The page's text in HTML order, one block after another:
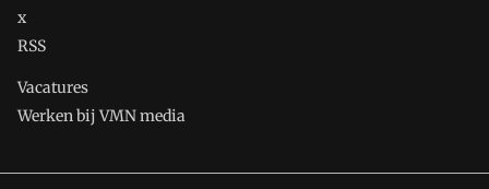
x
RSS
Vacatures
Werken bij VMN media